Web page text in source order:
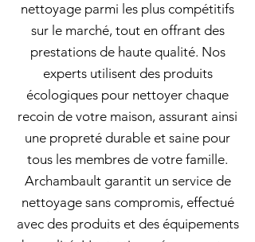
nettoyage parmi les plus compétitifs
sur le marché, tout en offrant des
prestations de haute qualité. Nos
experts utilisent des produits
écologiques pour nettoyer chaque
recoin de votre maison, assurant ainsi
une propreté durable et saine pour
tous les membres de votre famille.
Archambault garantit un service de
nettoyage sans compromis, effectué
avec des produits et des équipements